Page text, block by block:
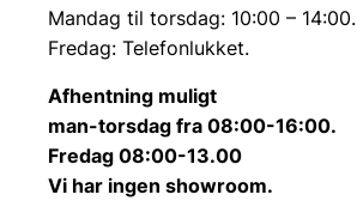
Mandag til torsdag: 10:00 – 14:00.
Fredag: Telefonlukket.
Afhentning muligt
man-torsdag fra 08:00-16:00.
Fredag 08:00-13.00
Vi har ingen showroom.